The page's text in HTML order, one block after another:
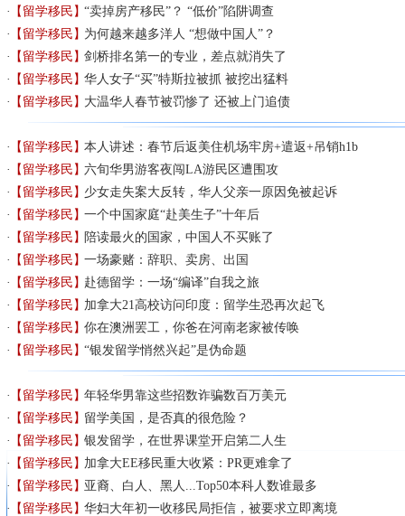
【留学移民】“卖掉房产移民”？ “低价”陷阱调查
【留学移民】为何越来越多洋人 “想做中国人”？
【留学移民】剑桥排名第一的专业，差点就消失了
【留学移民】华人女子“买”特斯拉被抓 被挖出猛料
【留学移民】大温华人春节被罚惨了 还被上门追债
【留学移民】本人讲述：春节后返美住机场牢房+遣返+吊销h1b
【留学移民】六旬华男游客夜闯LA游民区遭围攻
【留学移民】少女走失案大反转，华人父亲一原因免被起诉
【留学移民】一个中国家庭“赴美生子”十年后
【留学移民】 陪读最火的国家，中国人不买账了
【留学移民】一场豪赌：辞职、卖房、出国
【留学移民】赴德留学：一场“编译”自我之旅
【留学移民】加拿大21高校访问印度：留学生恐再次起飞
【留学移民】你在澳洲罢工，你爸在河南老家被传唤
【留学移民】“银发留学悄然兴起”是伪命题
【留学移民】年轻华男靠这些招数诈骗数百万美元
【留学移民】留学美国，是否真的很危险？
【留学移民】银发留学，在世界课堂开启第二人生
【留学移民】加拿大EE移民重大收紧：PR更难拿了
【留学移民】亚裔、白人、黑人...Top50本科人数谁最多
【留学移民】华妇大年初一收移民局拒信，被要求立即离境